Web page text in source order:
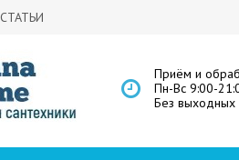
СТАТЬИ
Приём и
Пн-Вс 9:00-
Без выходных